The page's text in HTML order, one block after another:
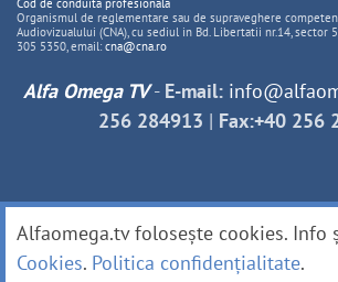
Cod de conduită profesională
Organismul de reglementare sau de supraveghere
Audiovizualului (CNA), cu sediul in Bd. Libertatii nr.14, sector
305 5350, email: cna@cna.ro
Alfa Omega TV- E-mail:
256 284913 | Fax:+40 256
Alfaomega.tv folosește cookies. Info
Cookies. Politica confidențialitate.